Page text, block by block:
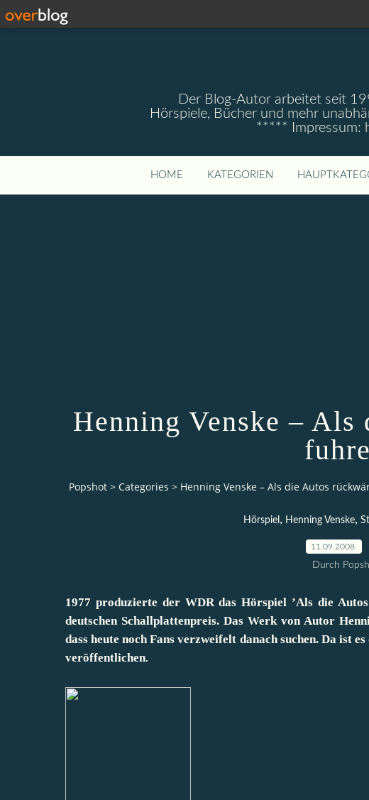
Der Blog-Autor arbeitet seit
Hörspiele, Bücher und mehr
***** Impressum:
HOME KATEGORIEN
Henning Venske –
Popshot > Categories > Henning Venske – Als die Autos
Hörspiel , Henning Venske,
11.09.2008
Durch
1977 produzierte der WDR das Hörspiel ’Als die
deutschen Schallplattenpreis. Das Werk von Autor
dass heute noch Fans verzweifelt danach suchen. Da ist
veröffentlichen.